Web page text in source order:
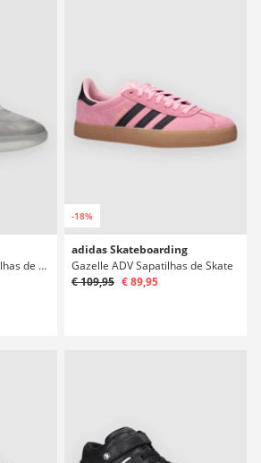
Sb Zoom Nyjah 4 Sapatilhas de Skate
-18%
adidas Skateboarding
Gazelle ADV Sapatilhas de Skate
€ 109,95 € 89,95